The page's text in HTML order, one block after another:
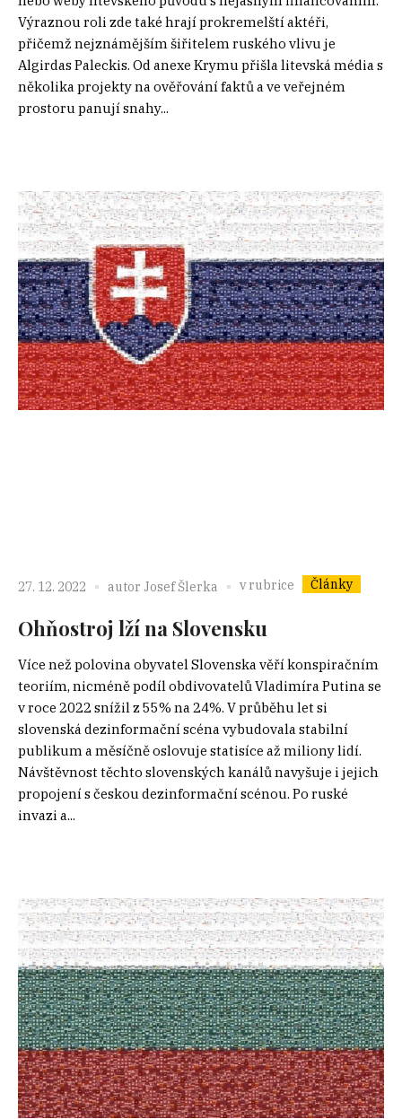
Výraznou roli zde také hrají prokremelští aktéři,
přičemž nejznámějším šiřitelem ruského vlivu je
Algirdas Paleckis. Od anexe Krymu přišla litevská média s
několika projekty na ověřování faktů a ve veřejném
prostoru panují snahy...
27. 12. 2022 autor Josef Šlerka v rubrice Články
Ohňostroj lží na Slovensku
Více než polovina obyvatel Slovenska věří konspiračním
teoriím, nicméně podíl obdivovatelů Vladimíra Putina se
v roce 2022 snížil z 55% na 24%. V průběhu let si
slovenská dezinformační scéna vybudovala stabilní
publikum a měsíčně oslovuje statisíce až miliony lidí.
Návštěvnost těchto slovenských kanálů navyšuje i jejich
propojení s českou dezinformační scénou. Po ruské
invazi a...